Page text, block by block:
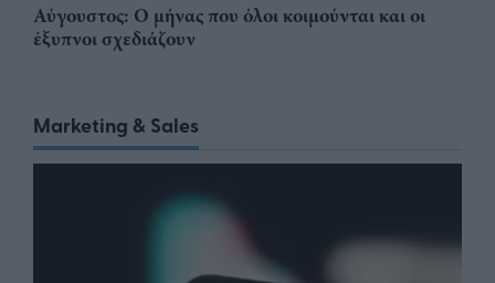
Αύγουστος: Ο μήνας που όλοι κοιμούνται και οι
έξυπνοι σχεδιάζουν
Marketing & Sales